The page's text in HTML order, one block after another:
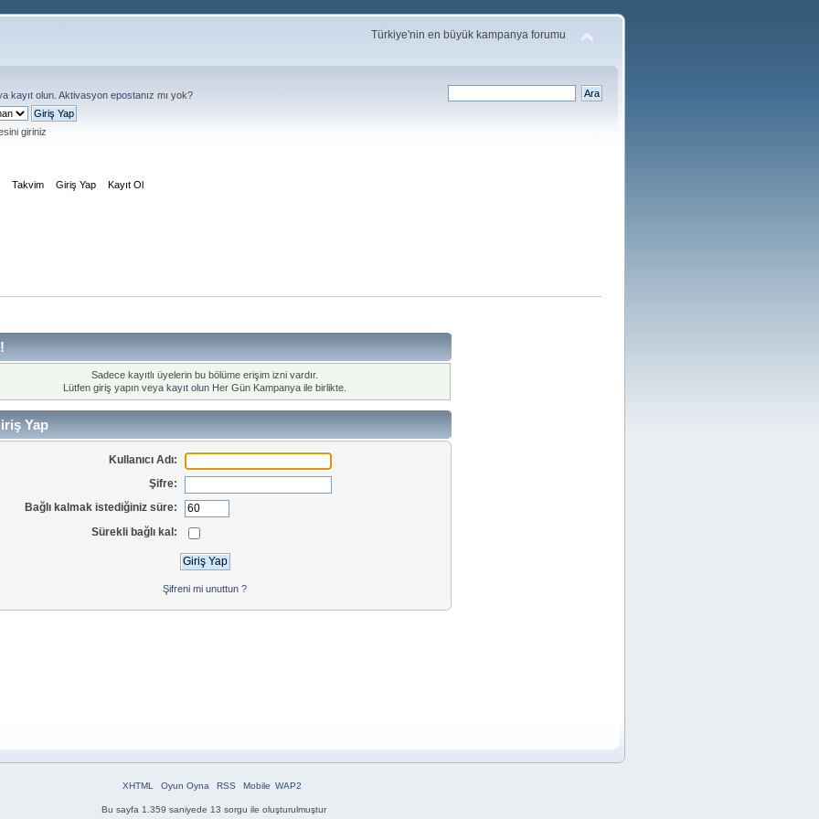
Türkiye'nin en büyük kampanya forumu
kayıt olun Aktivasyon epostanız mı yok?
giriniz
Takvim Giriş Yap Kayıt Ol
Sadece kayıtlı üyelerin bu bölüme erişim izni vardır.
Lütfen giriş yapın veya kayıt olun Her Gün Kampanya ile birlikte.
Yap
Kullanıcı Adı:
Şifre:
Bağlı kalmak istediğiniz süre:
Sürekli bağlı kal:
Şifreni mi unuttun ?
XHTML Oyun Oyna RSS Mobile WAP2
Bu sayfa 1.359 saniyede 13 sorgu ile oluşturulmuştur